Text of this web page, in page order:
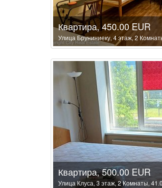
Квартира, 450.00 EUR
Улица Бруниниеку, 4 этаж, 2
Квартира, 500.00 EUR
Улица Клуса, 3 этаж, 2 Комнаты,